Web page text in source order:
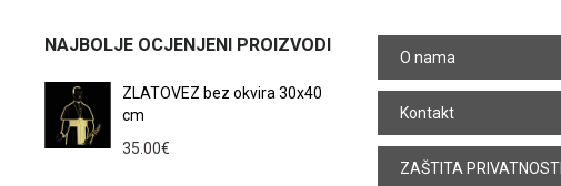
NAJBOLJE OCJENJENI PROIZVODI
ZLATOVEZ bez okvira 30x40
cm
35.00€
O nama
Kontakt
ZAŠTITA PRIVATNOSTI